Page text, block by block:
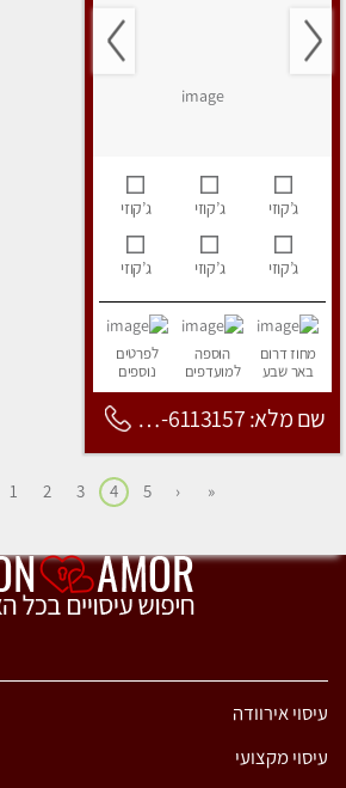
ג’קוזי ג’קוזי ג’קוזי
ג’קוזי ג’קוזי ג’קוזי
מחוז דרום
באר שבע
הוספה
למועדפים
לפרטים
נוספים
שם מלא: 053-6113157
«
‹
5
4
3
2
1
עיסוי אירוודה
עיסוי מקצועי